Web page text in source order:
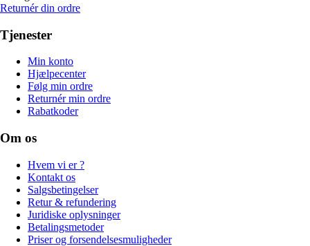
Returnér din ordre
Tjenester
Min konto
Hjælpecenter
Følg min ordre
Returnér min ordre
Rabatkoder
Om os
Hvem vi er ?
Kontakt os
Salgsbetingelser
Retur & refundering
Juridiske oplysninger
Betalingsmetoder
Priser og forsendelsesmuligheder